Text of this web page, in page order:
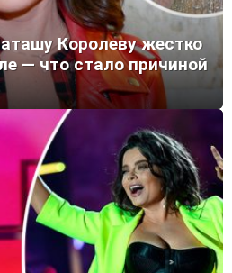
Королеву жестко
— что стало причиной